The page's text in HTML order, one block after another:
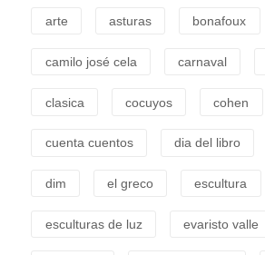
arte asturas bonafoux
camilo josé cela carnaval
clasica cocuyos cohen
cuenta cuentos dia del libro
dim el greco escultura
esculturas de luz evaristo valle